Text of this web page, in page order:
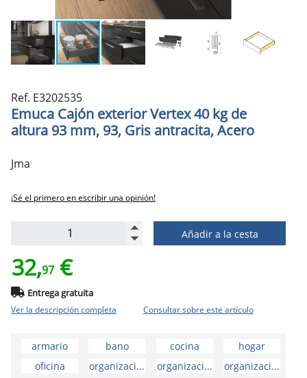
Ref. E3202535
Emuca Cajón exterior Vertex 40 kg de
altura 93 mm, 93, Gris antracita, Acero
Jma
¡Sé el primero en escribir una opinión!
Añadir a la cesta
32,97 €
Entrega gratuita
Ver la descripción completa Consultar sobre este artículo
armario bano cocina
hogar
oficina
organizaci... organizaci...
organizaci...